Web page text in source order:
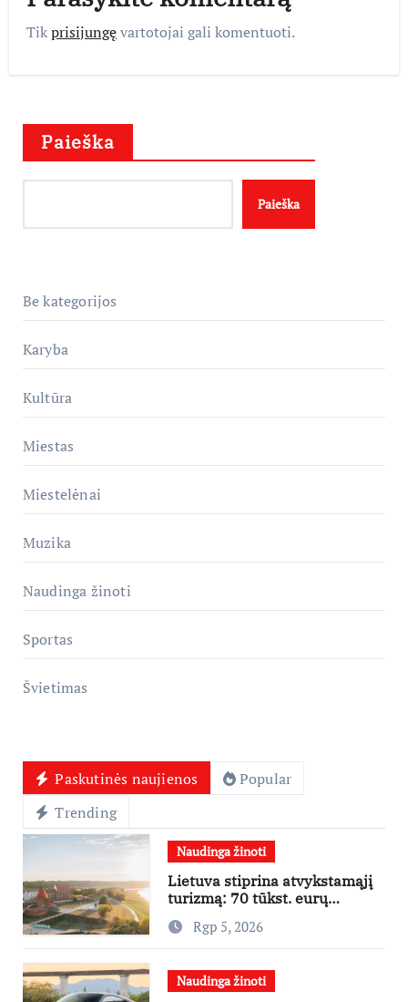
Tikprisijungęvartotojai gali komentuoti.
Paieška
Paieška
Be kategorijos
Karyba
Kultūra
Miestas
Miestelėnai
Muzika
Naudinga žinoti
Sportas
Švietimas
Paskutinės naujienos
Popular
Trending
Naudinga žinoti
Lietuva stiprina atvykstamąjį
turizmą: 70 tūkst. eurų
investicijų užsienio turistams
pritraukti
Rgp 5, 2026
Naudinga žinoti